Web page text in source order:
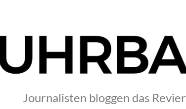
Journalisten bloggen das Revier